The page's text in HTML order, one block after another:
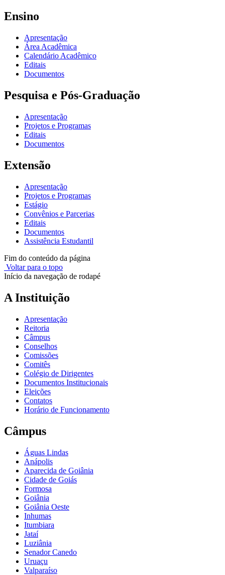
Ensino
Apresentação
Área Acadêmica
Calendário Acadêmico
Editais
Documentos
Pesquisa e Pós-Graduação
Apresentação
Projetos e Programas
Editais
Documentos
Extensão
Apresentação
Projetos e Programas
Estágio
Convênios e Parcerias
Editais
Documentos
Assistência Estudantil
Fim do conteúdo da página
Voltar para o topo
Início da navegação de rodapé
A Instituição
Apresentação
Reitoria
Câmpus
Conselhos
Comissões
Comitês
Colégio de Dirigentes
Documentos Institucionais
Eleições
Contatos
Horário de Funcionamento
Câmpus
Águas Lindas
Anápolis
Aparecida de Goiânia
Cidade de Goiás
Formosa
Goiânia
Goiânia Oeste
Inhumas
Itumbiara
Jataí
Luziânia
Senador Canedo
Uruaçu
Valparaíso